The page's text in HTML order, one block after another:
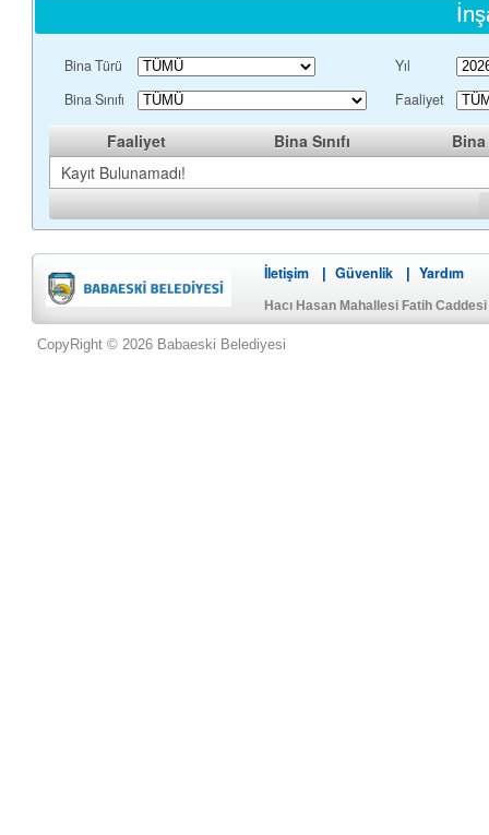
Bina Türü
Bina Sınıfı
Yıl
Faaliyet
Faaliyet Bina Sınıfı
Kayıt Bulunamadı!
İletişim Güvenlik Yardım
Hacı Hasan Mahallesi Fatih
CopyRight © 2026 Babaeski Belediyesi